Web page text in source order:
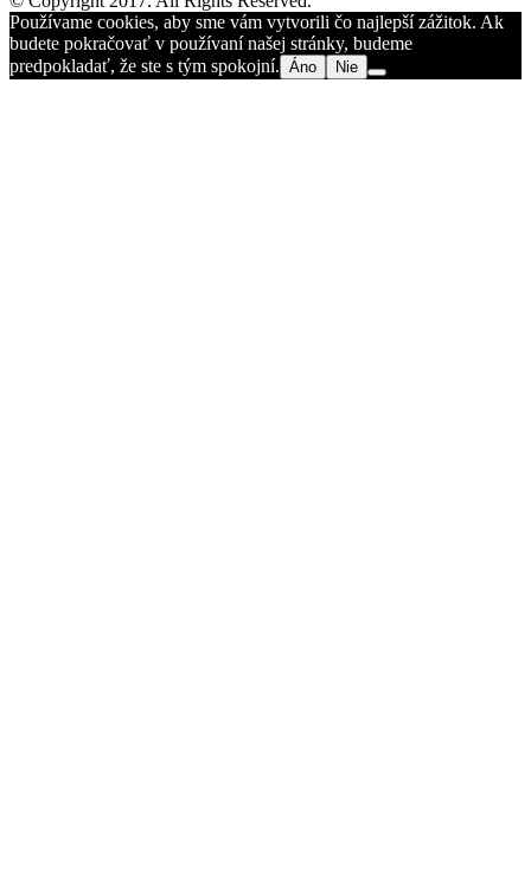
Používame cookies, aby sme vám vytvorili čo najlepší zážitok. Ak
budete pokračovať v používaní našej stránky, budeme
predpokladať, že ste s tým spokojní. Áno Nie